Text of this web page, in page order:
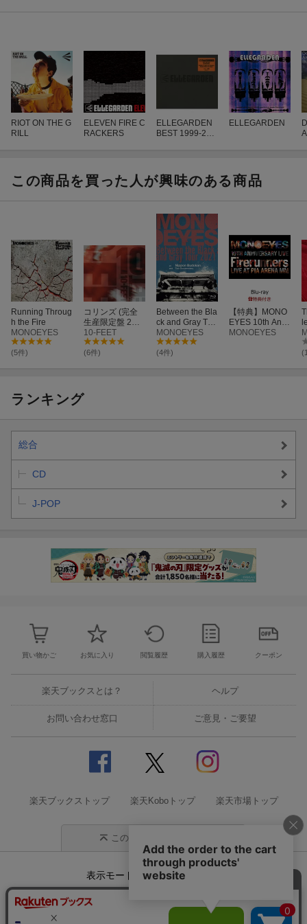
RIOT ON THE G
RILL
ELEVEN FIRE C
RACKERS
ELLEGARDEN
BEST 1999-200
ELLEGARDEN
この商品を買った人が興味のある商品
Running Throug
h the Fire
MONOEYES
(5件)
コリンズ (完全
生産限定盤 2CD
＋DVD＋GOOD
S)
10-FEET
(6件)
Between the Bla
ck and Gray Tou
r 2021 at Nippo
n Budokan and
Tour Documenta
MONOEYES
(4件)
【特典】MONO
EYES 10th Anni
versary Live “Fir
MONOEYES
ランキング
総合
CD
J-POP
買い物かご お気に入り 閲覧履歴 購入履歴 クーポン
楽天ブックスとは？ ヘルプ
お問い合わせ窓口 ご意見・ご要望
楽天ブックストップ 楽天Koboトップ 楽天市場トップ
このページの先頭に戻る
表示モード モバイル
企業情報 個人情報保護方針